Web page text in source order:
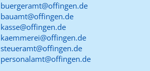
buergeramt@offingen.de
bauamt@offingen.de
kasse@offingen.de
kaemmerei@offingen.de
steueramt@offingen.de
personalamt@offingen.de